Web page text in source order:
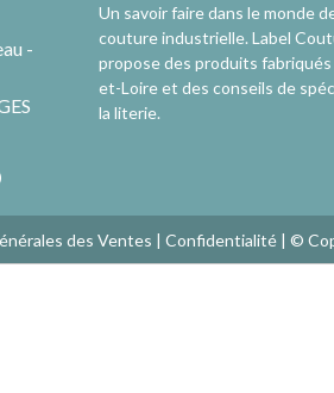
-
Un savoir faire dans le monde
couture industrielle. Label
propose des produits fabriqués
et-Loire et des conseils de
la literie.
des Ventes | Confidentialité| ©